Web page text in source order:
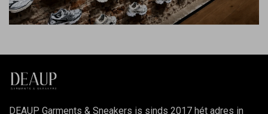
DEAUP Garments & Sneakers is sinds 2017 hét adres in